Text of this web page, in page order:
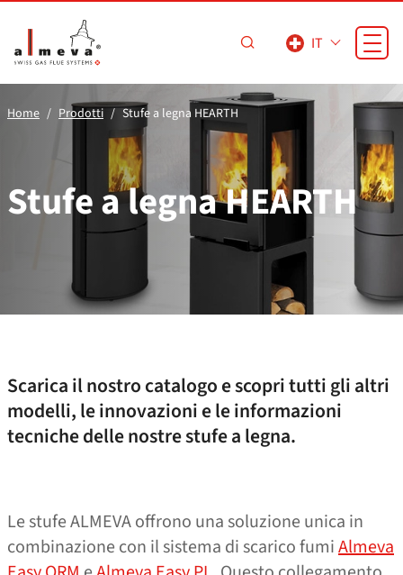
IT
Home Prodotti Stufe a legna HEARTH
Stufe a legna HEARTH
Scarica il nostro catalogo e scopri tutti gli altri
modelli, le innovazioni e le informazioni
tecniche delle nostre stufe a legna.
Le stufe ALMEVA offrono una soluzione unica in
combinazione con il sistema di scarico fumiAlmeva